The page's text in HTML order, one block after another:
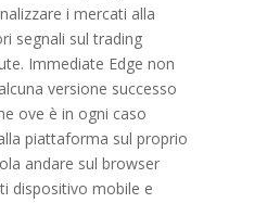
i mercati alla
segnali sul trading
Immediate Edge non
versione successo
ove è in ogni caso
piattaforma sul proprio
andare sul browser
dispositivo mobile e